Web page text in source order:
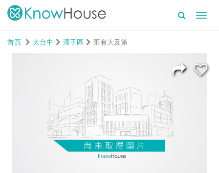
首頁
大台中 潭子區 匯有大及第